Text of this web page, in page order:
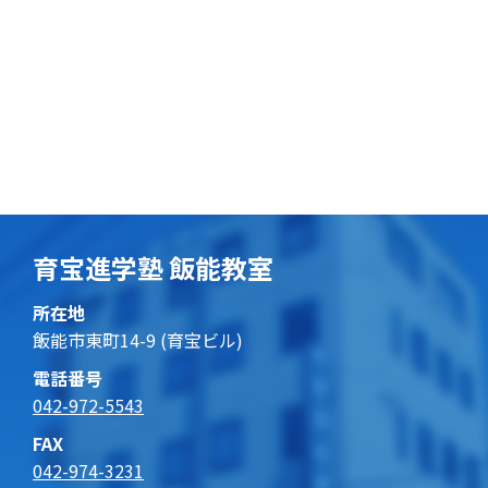
育宝進学塾 飯能教室
所在地
飯能市東町14-9 (育宝ビル)
電話番号
042-972-5543
FAX
042-974-3231